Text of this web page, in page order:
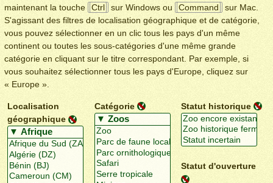
maintenant la touche
Ctrl sur Windows ou Command
sur Mac.
S'agissant des filtres de localisation géographique et de catégorie,
vous pouvez sélectionner en un clic tous les pays d'un même
continent ou toutes les sous-catégories d'une même grande
catégorie en cliquant sur le titre correspondant. Par exemple, si
vous souhaitez sélectionner tous les pays d'Europe, cliquez sur
« Europe ».
Localisation
géographique
Catégorie Statut historique
Statut d'ouverture